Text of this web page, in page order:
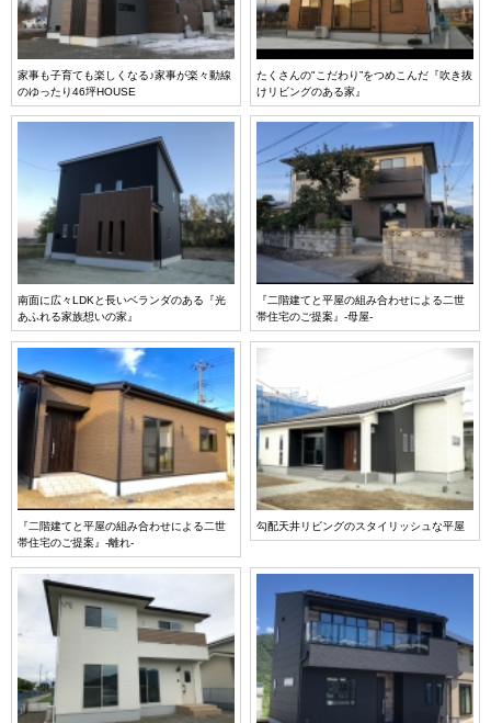
家事も子育ても楽しくなる♪家事が楽々動線
のゆったり46坪HOUSE
たくさんの"こだわり”をつめこんだ『吹き抜
けリビングのある家』
南面に広々LDKと長いベランダのある『光
あふれる家族想いの家』
『二階建てと平屋の組み合わせによる二世
帯住宅のご提案』-母屋-
『二階建てと平屋の組み合わせによる二世
帯住宅のご提案』-離れ-
勾配天井リビングのスタイリッシュな平屋